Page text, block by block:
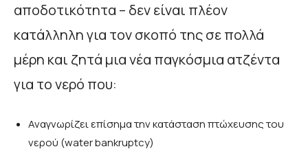
αποδοτικότητα – δεν είναι πλέον
κατάλληλη για τον σκοπό της σε πολλά
μέρη και ζητά μια νέα παγκόσμια ατζέντα
για το νερό που:
Αναγνωρίζει επίσημα την κατάσταση πτώχευσης του
νερού (water bankruptcy)